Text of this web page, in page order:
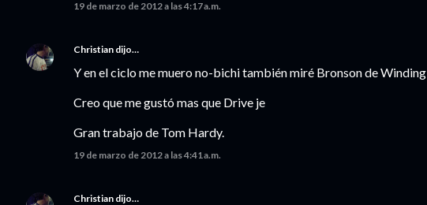
19 de marzo de 2012 a las 4:17 a.m.
Christian dijo…
Y en el ciclo me muero no-bichi también miré Bronson de
Creo que me gustó mas que Drive je
Gran trabajo de Tom Hardy.
19 de marzo de 2012 a las 4:41 a.m.
Christian dijo…